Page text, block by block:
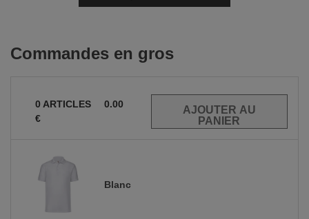
Commandes en gros
0 ARTICLES
0.00
€
Blanc